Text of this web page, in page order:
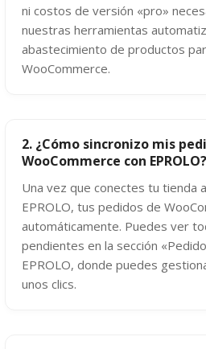
ni costos de versión «pro»
nuestras herramientas
abastecimiento de productos
WooCommerce.
2. ¿Cómo sincronizo mis
WooCommerce con EPROLO?
Una vez que conectes tu tienda
EPROLO, tus pedidos de
automáticamente. Puedes ver
pendientes en la sección
EPROLO, donde puedes
unos clics.